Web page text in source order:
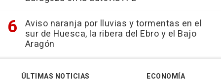
Aviso naranja por lluvias y tormentas en el
sur de Huesca, la ribera del Ebro y el Bajo
Aragón
ÚLTIMAS NOTICIAS
ECONOMÍA